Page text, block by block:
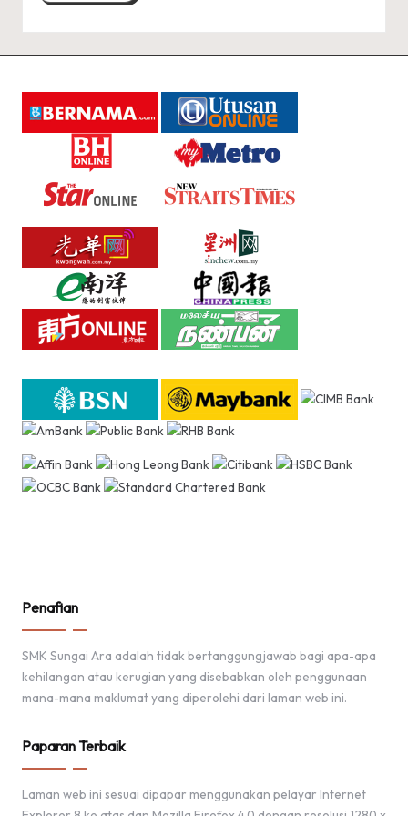
R
A
Penafian
SMK Sungai Ara adalah tidak bertanggungjawab bagi apa-apa
kehilangan atau kerugian yang disebabkan oleh penggunaan
mana-mana maklumat yang diperolehi dari laman web ini.
Paparan Terbaik
Laman web ini sesuai dipapar menggunakan pelayar Internet